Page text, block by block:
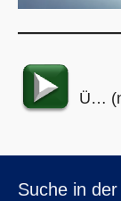
Ü…
Suche in